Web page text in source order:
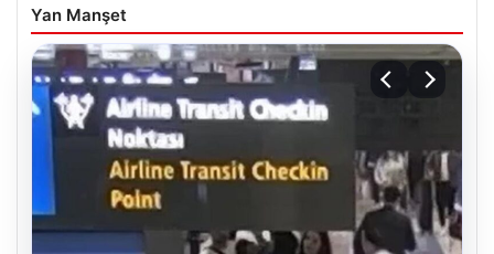
Yan Manşet